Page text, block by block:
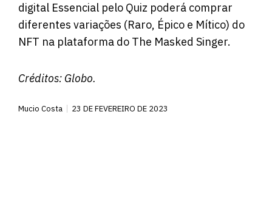
digital Essencial pelo Quiz poderá comprar
diferentes variações (Raro, Épico e Mítico) do
NFT na plataforma do The Masked Singer.
Créditos: Globo.
Mucio Costa 23 DE FEVEREIRO DE 2023